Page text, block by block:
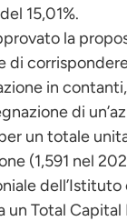
15,01%.
la
di
in
di
un totale
(1,591 nel
un Total